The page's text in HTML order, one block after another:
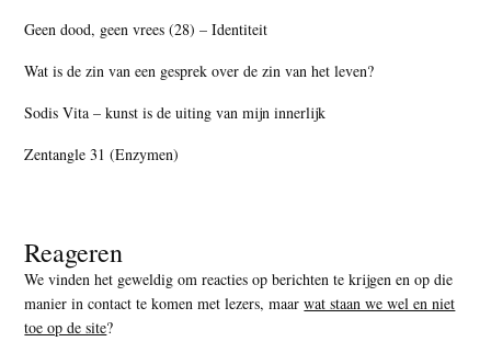
Geen dood, geen vrees (28) – Identiteit
Wat is de zin van een gesprek over de zin van het leven?
Sodis Vita – kunst is de uiting van mijn innerlijk
Zentangle 31 (Enzymen)
Reageren
We vinden het geweldig om reacties op berichten te krijgen en op die
manier in contact te komen met lezers, maarwat staan we wel en niet
toe op de site?